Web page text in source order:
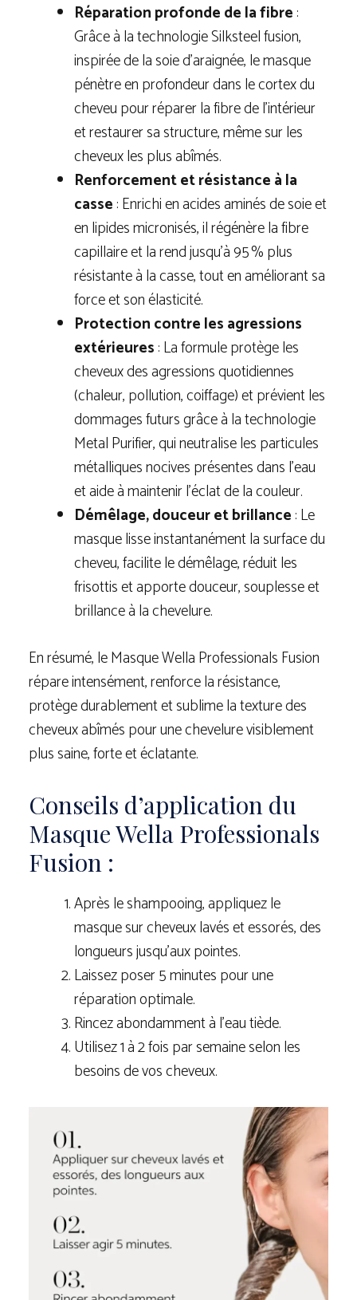
Réparation profonde de la fibre:
Grâce à la technologie Silksteel fusion,
inspirée de la soie d’araignée, le masque
pénètre en profondeur dans le cortex du
cheveu pour réparer la fibre de l’intérieur
et restaurer sa structure, même sur les
cheveux les plus abîmés.
Renforcement et résistance à la
casse: Enrichi en acides aminés de soie et
en lipides micronisés, il régénère la fibre
capillaire et la rend jusqu’à 95 % plus
résistante à la casse, tout en améliorant sa
force et son élasticité.
Protection contre les agressions
extérieures: La formule protège les
cheveux des agressions quotidiennes
(chaleur, pollution, coiffage) et prévient les
dommages futurs grâce à la technologie
Metal Purifier, qui neutralise les particules
métalliques nocives présentes dans l’eau
et aide à maintenir l’éclat de la couleur.
Démêlage, douceur et brillance: Le
masque lisse instantanément la surface du
cheveu, facilite le démêlage, réduit les
frisottis et apporte douceur, souplesse et
brillance à la chevelure.
En résumé, le Masque Wella Professionals Fusion
répare intensément, renforce la résistance,
protège durablement et sublime la texture des
cheveux abîmés pour une chevelure visiblement
plus saine, forte et éclatante.
Conseils d’application du
Masque Wella Professionals
Fusion :
Après le shampooing, appliquez le
masque sur cheveux lavés et essorés, des
longueurs jusqu’aux pointes.
Laissez poser 5 minutes pour une
réparation optimale.
Rincez abondamment à l’eau tiède.
Utilisez 1 à 2 fois par semaine selon les
besoins de vos cheveux.